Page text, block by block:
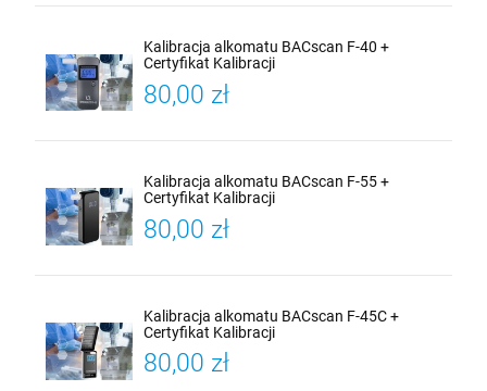
Kalibracja alkomatu BACscan F-40 +
Certyfikat Kalibracji
80,00 zł
Kalibracja alkomatu BACscan F-55 +
Certyfikat Kalibracji
80,00 zł
Kalibracja alkomatu BACscan F-45C +
Certyfikat Kalibracji
80,00 zł